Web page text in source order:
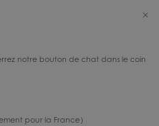
notre bouton de chat dans le coin
pour la France）